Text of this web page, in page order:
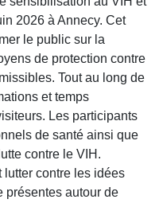
2026 à Annecy. Cet
le public sur la
de protection contre
Tout au long de
et temps
Les participants
de santé ainsi que
contre le VIH.
lutter contre les idées
présentes autour de